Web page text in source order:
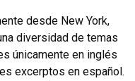
desde New York,
diversidad de temas
únicamente en inglés
excerptos en español.